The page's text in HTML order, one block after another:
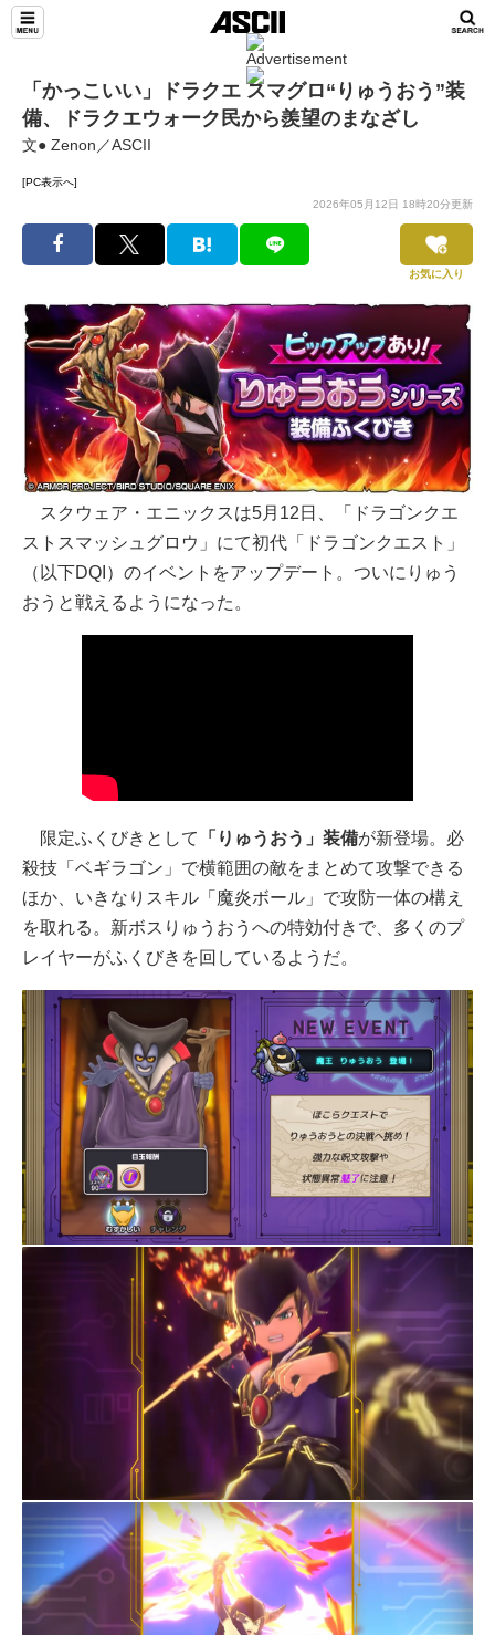
「かっこいい」ドラクエ スマグロ“りゅうおう”装
備、ドラクエウォーク民から羨望のまなざし
文● Zenon／ASCII
[PC表示へ]
2026年05月12日 18時20分更新
お気に入り
スクウェア・エニックスは5月12日、「ドラゴンクエ
ストスマッシュグロウ」にて初代「ドラゴンクエスト」
（以下DQI）のイベントをアップデート。ついにりゅう
おうと戦えるようになった。
限定ふくびきとして 「りゅうおう」装備が新登場。必
殺技「ベギラゴン」で横範囲の敵をまとめて攻撃できる
ほか、いきなりスキル「魔炎ボール」で攻防一体の構え
を取れる。新ボスりゅうおうへの特効付きで、多くのプ
レイヤーがふくびきを回しているようだ。